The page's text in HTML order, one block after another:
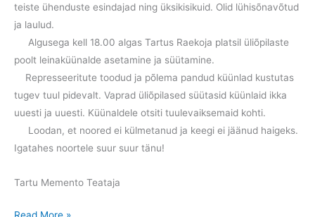
teiste ühenduste esindajad ning üksikisikuid. Olid lühisõnavõtud
ja laulud.
Algusega kell 18.00 algas Tartus Raekoja platsil üliõpilaste
poolt leinaküünalde asetamine ja süütamine.
Represseeritute toodud ja põlema pandud küünlad kustutas
tugev tuul pidevalt. Vaprad üliõpilased süütasid küünlaid ikka
uuesti ja uuesti. Küünaldele otsiti tuulevaiksemaid kohti.
Loodan, et noored ei külmetanud ja keegi ei jäänud haigeks.
Igatahes noortele suur suur tänu!
Tartu Memento Teataja
25.märts